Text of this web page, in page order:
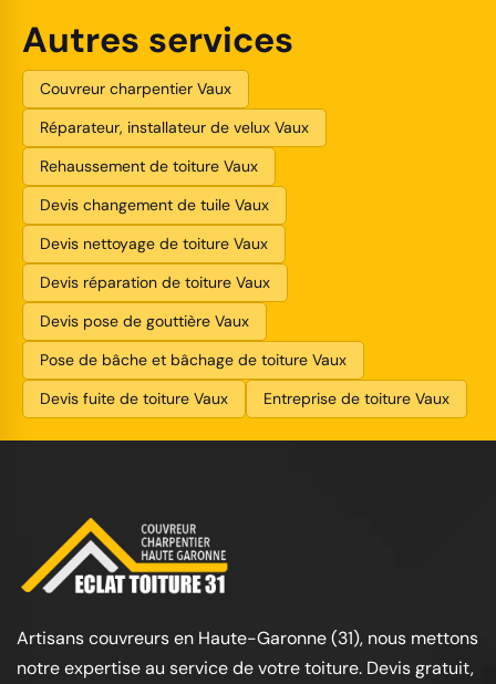
Autres services
Couvreur charpentier Vaux
Réparateur, installateur de velux Vaux
Rehaussement de toiture Vaux
Devis changement de tuile Vaux
Devis nettoyage de toiture Vaux
Devis réparation de toiture Vaux
Devis pose de gouttière Vaux
Pose de bâche et bâchage de toiture Vaux
Devis fuite de toiture Vaux
Entreprise de toiture Vaux
Artisans couvreurs en Haute-Garonne (31), nous mettons
notre expertise au service de votre toiture. Devis gratuit,